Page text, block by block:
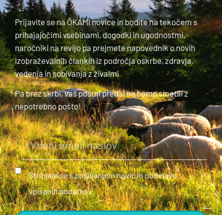
Prijavite se na ŌKAMI novice in bodite na tekočem s
prihajajočimi vsebinami, dogodki in ugodnostmi,
naročniki na revijo pa prejmete napovednik o novih
izobraževalnih člankih iz področja oskrbe, zdravja,
vedenja in sobivanja z živalmi.
Pa brez skrbi, vaš poštni predal ne bomo smetili z
nepotrebno pošto!
Strinjam se s pošiljanjem novic in obdelavo
vpisanih podatkov.